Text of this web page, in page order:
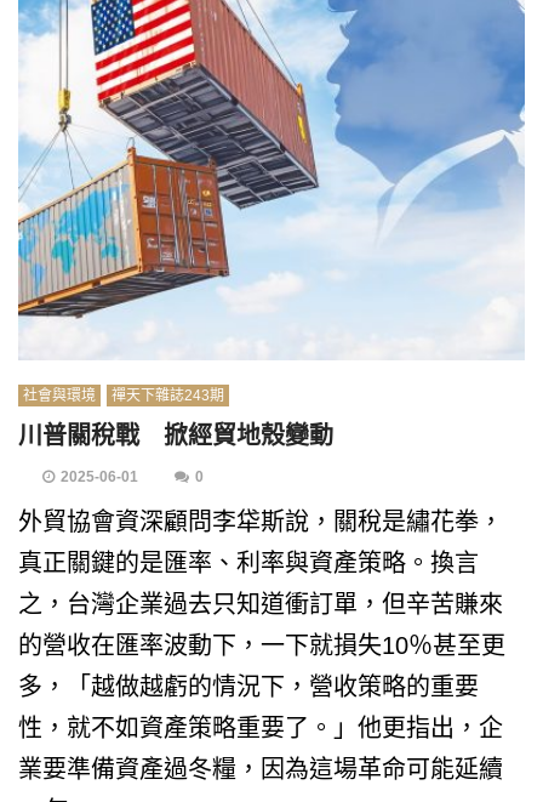
社會與環境 禪天下雜誌243期
川普關稅戰 掀經貿地殼變動
2025-06-01 0
外貿協會資深顧問李牮斯說，關稅是繡花拳，
真正關鍵的是匯率、利率與資產策略。換言
之，台灣企業過去只知道衝訂單，但辛苦賺來
的營收在匯率波動下，一下就損失10％甚至更
多，「越做越虧的情況下，營收策略的重要
性，就不如資產策略重要了。」他更指出，企
業要準備資產過冬糧，因為這場革命可能延續